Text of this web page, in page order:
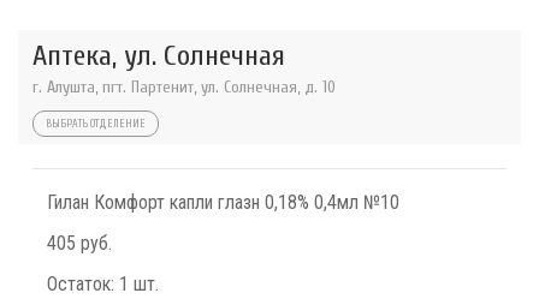
Аптека, ул. Солнечная
г. Алушта, пгт. Партенит, ул. Солнечная, д. 10
ВЫБРАТЬ ОТДЕЛЕНИЕ
Гилан Комфорт капли глазн 0,18% 0,4мл №10
405 руб.
Остаток: 1 шт.